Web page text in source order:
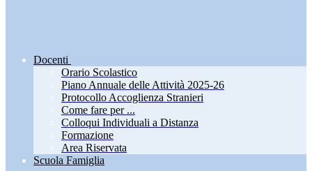
Docenti
Orario Scolastico
Piano Annuale delle Attività 2025-26
Protocollo Accoglienza Stranieri
Come fare per ...
Colloqui Individuali a Distanza
Formazione
Area Riservata
Scuola Famiglia